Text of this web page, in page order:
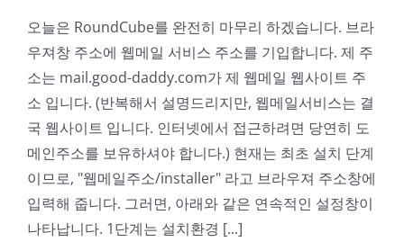
오늘은 RoundCube를 완전히 마무리 하겠습니다. 브라
우져창 주소에 웹메일 서비스 주소를 기입합니다. 제 주
소는 mail.good-daddy.com가 제 웹메일 웹사이트 주
소 입니다. (반복해서 설명드리지만, 웹메일서비스는 결
국 웹사이트 입니다. 인터넷에서 접근하려면 당연히 도
메인주소를 보유하셔야 합니다.) 현재는 최초 설치 단계
이므로, "웹메일주소/installer" 라고 브라우져 주소창에
입력해 줍니다. 그러면, 아래와 같은 연속적인 설정창이
나타납니다. 1단계는 설치환경 [...]